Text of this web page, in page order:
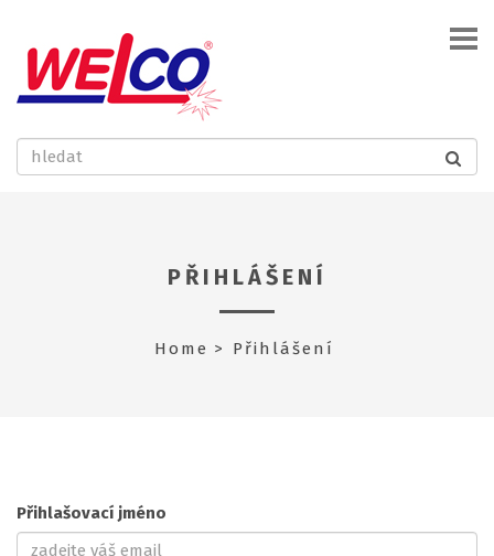
PŘIHLÁŠENÍ
Home Přihlášení
Přihlašovací jméno